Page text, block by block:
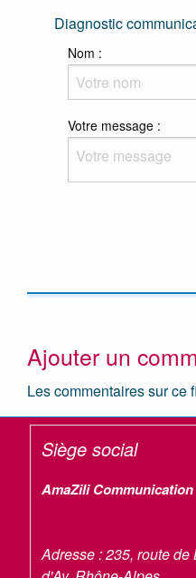
Diagnostic
Nom :
Sujet :
Votre message :
Ajouter un
Les commentaires sur ce
Siège social
AmaZili Communication
Adresse :235, route de